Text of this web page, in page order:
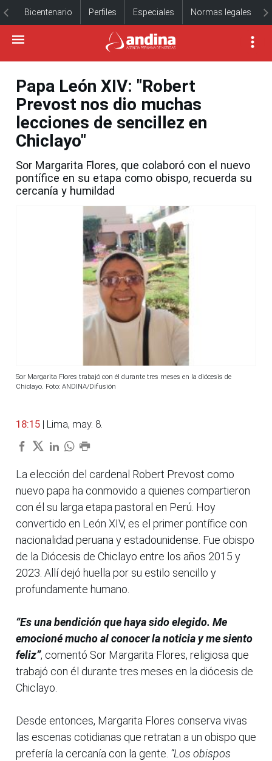
Bicentenario Perfiles Especiales Normas legales
Papa León XIV: "Robert
Prevost nos dio muchas
lecciones de sencillez en
Chiclayo"
Sor Margarita Flores, que colaboró con el nuevo
pontífice en su etapa como obispo, recuerda su
cercanía y humildad
Sor Margarita Flores trabajó con él durante tres meses en la diócesis de
Chiclayo. Foto: ANDINA/Difusión
18:15 | Lima, may. 8.
La elección del cardenal Robert Prevost como
nuevo papa ha conmovido a quienes compartieron
con él su larga etapa pastoral en Perú. Hoy
convertido en León XIV, es el primer pontífice con
nacionalidad peruana y estadounidense. Fue obispo
de la Diócesis de Chiclayo entre los años 2015 y
2023. Allí dejó huella por su estilo sencillo y
profundamente humano.
“Es una bendición que haya sido elegido. Me
emocioné mucho al conocer la noticia y me siento
feliz”, comentó Sor Margarita Flores, religiosa que
trabajó con él durante tres meses en la diócesis de
Chiclayo.
Desde entonces, Margarita Flores conserva vivas
las escenas cotidianas que retratan a un obispo que
prefería la cercanía con la gente. “Los obispos